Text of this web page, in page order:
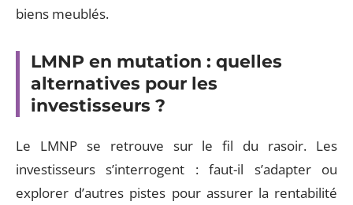
biens meublés.
LMNP en mutation : quelles
alternatives pour les
investisseurs ?
Le LMNP se retrouve sur le fil du rasoir. Les
investisseurs s’interrogent : faut-il s’adapter ou
explorer d’autres pistes pour assurer la rentabilité